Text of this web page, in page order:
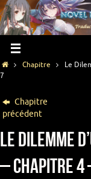
Chapitre
Le
7
Chapitre
précédent
Le Dilemme
– Chapitre 4